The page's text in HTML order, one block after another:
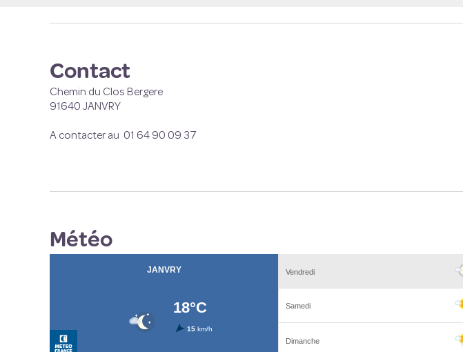
Contact
Chemin du Clos Bergere
91640 JANVRY
A contacter au 01 64 90 09 37
Météo